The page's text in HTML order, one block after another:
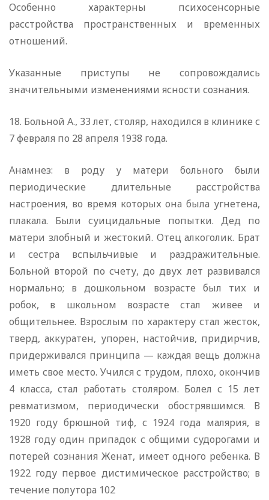
Особенно характерны психосенсорные
расстройства пространственных и временных
отношений.
Указанные приступы не сопровождались
значительными изменениями ясности сознания.
18. Больной А., 33 лет, столяр, находился в клинике с
7 февраля по 28 апреля 1938 года.
Анамнез: в роду у матери больного были
периодические длительные расстройства
настроения, во время которых она была угнетена,
плакала. Были суицидальные попытки. Дед по
матери злобный и жестокий. Отец алкоголик. Брат
и сестра вспыльчивые и раздражительные.
Больной второй по счету, до двух лет развивался
нормально; в дошкольном возрасте был тих и
робок, в школьном возрасте стал живее и
общительнее. Взрослым по характеру стал жесток,
тверд, аккуратен, упорен, настойчив, придирчив,
придерживался принципа — каждая вещь должна
иметь свое место. Учился с трудом, плохо, окончив
4 класса, стал работать столяром. Болел с 15 лет
ревматизмом, периодически обострявшимся. В
1920 году брюшной тиф, с 1924 года малярия, в
1928 году один припадок с общими судорогами и
потерей сознания Женат, имеет одного ребенка. В
1922 году первое дистимическое расстройство; в
течение полутора 102